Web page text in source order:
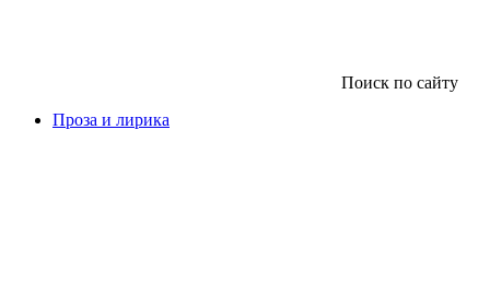
Поиск по сайту
Проза и лирика